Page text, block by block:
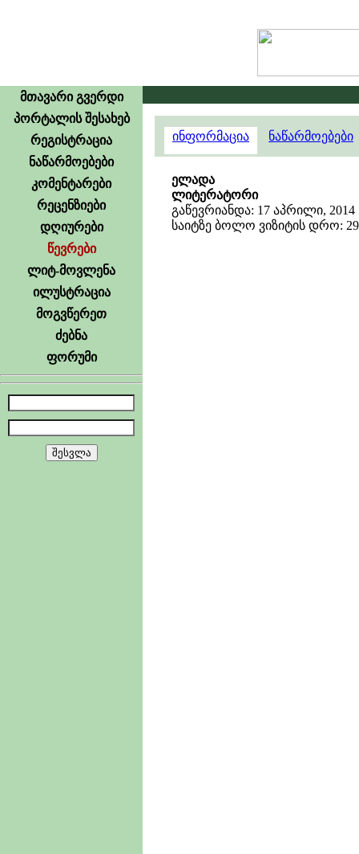
მთავარი გვერდი
პორტალის შესახებ
რეგისტრაცია
ნაწარმოებები
კომენტარები
რეცენზიები
დღიურები
წევრები
ლიტ-მოვლენა
ილუსტრაცია
მოგვწერეთ
ძებნა
ფორუმი
ინფორმაცია ნაწარმოებები
ელადა
ლიტერატორი
გაწევრიანდა: 17 აპრილი, 2014
საიტზე ბოლო ვიზიტის დრო: 29